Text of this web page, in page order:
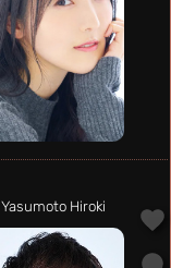
Yasumoto Hiroki